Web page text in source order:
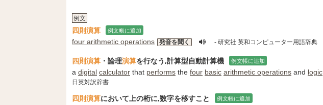
例文
四則演算 例文帳に追加
four arithmetic operations 発音を聞く - 研究社 英和コンピューター用語辞典
四則演算 ・論理演算を行なう,計算型自動計算機 例文帳に追加
a digital calculator that performs the four basic arithmetic operations and logic
日英対訳辞書
四則演算において上の桁に,数字を移すこと 例文帳に追加